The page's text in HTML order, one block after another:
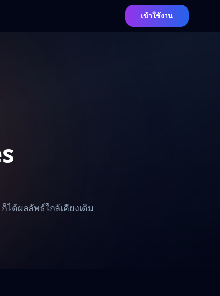
เข้าใช้งาน
ได้ผลลัพธ์ใกล้เคียงเดิม